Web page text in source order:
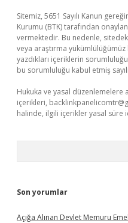
Sitemiz, 5651 Sayılı Kanun
Kurumu (BTK) tarafından
vermektedir. Bu nedenle,
veya araştırma
yazdıkları içeriklerin
bu sorumluluğu kabul etmiş
Hukuka ve yasal düzenlemelere
içerikleri,
halinde, ilgili içerikler yasal süre
Son yorumlar
Açığa Alınan Devlet Memuru